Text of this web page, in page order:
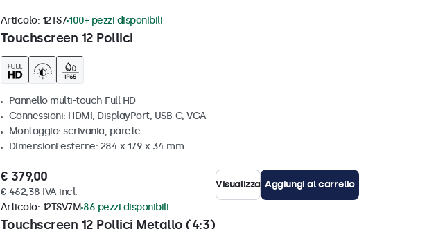
Touchscreen 12 Pollici
Articolo: 12TS7 100+ pezzi disponibili
Pannello multi-touch Full HD
Connessioni: HDMI, DisplayPort, USB-C, VGA
Montaggio: scrivania, parete
Dimensioni esterne: 284 x 179 x 34 mm
€ 379,00
€ 462,38 IVA incl.
Visualizza Aggiungi al carrello
Touchscreen 12 Pollici Metallo (4:3)
Articolo: 12TSV7M 86 pezzi disponibili